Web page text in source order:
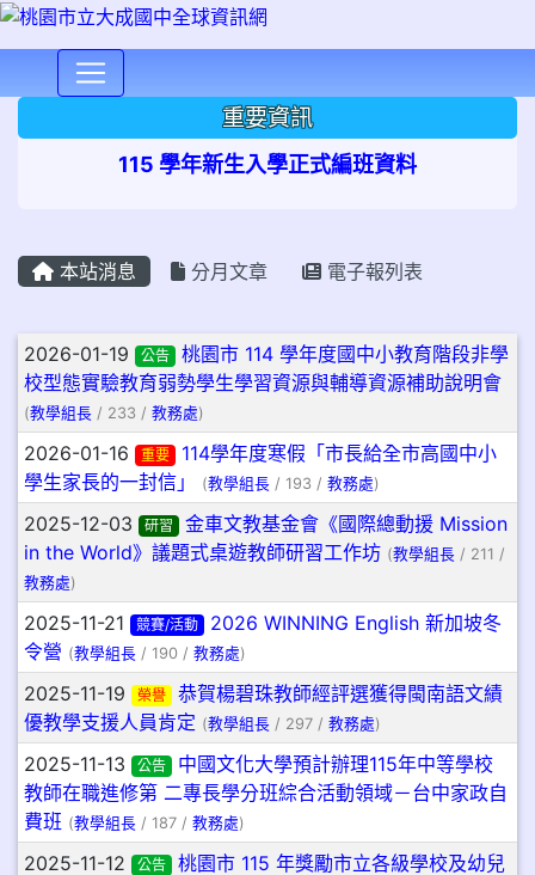
重要資訊
115 學年新生入學正式編班資料
本站消息 分月文章 電子報列表
文章列表
2026-01-19 公告
桃園市 114 學年度國中小教育階段非學
校型態實驗教育弱勢學生學習資源與輔導資源補助說明會
(教學組長 / 233 / 教務處)
2026-01-16 重要
114學年度寒假「市長給全市高國中小
學生家長的一封信」
(教學組長 / 193 / 教務處)
2025-12-03 研習
金車文教基金會《國際總動援 Mission
in the World》議題式桌遊教師研習工作坊 (教學組長 / 211 /
教務處)
2025-11-21 競賽/活動
2026 WINNING English 新加坡冬
令營 (教學組長 / 190 / 教務處)
2025-11-19 榮譽
恭賀楊碧珠教師經評選獲得閩南語文績
優教學支援人員肯定 (教學組長 / 297 / 教務處)
2025-11-13 公告
中國文化大學預計辦理115年中等學校
教師在職進修第 二專長學分班綜合活動領域－台中家政自
費班 (教學組長 / 187 / 教務處)
2025-11-12 公告
桃園市 115 年獎勵市立各級學校及幼兒